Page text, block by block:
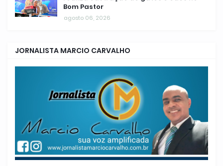
Bom Pastor
agosto 06, 2026
JORNALISTA MARCIO CARVALHO